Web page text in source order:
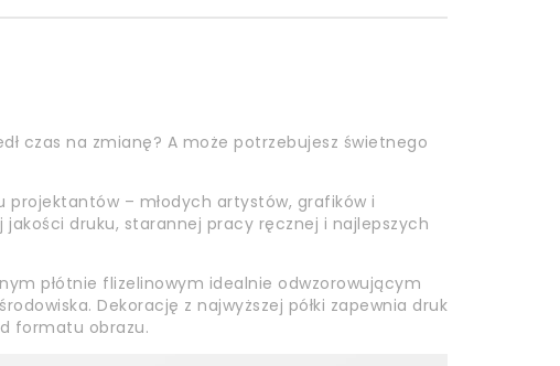
czas na zmianę? A może potrzebujesz świetnego
projektantów – młodych artystów, grafików i
jakości druku, starannej pracy ręcznej i najlepszych
płótnie flizelinowym idealnie odwzorowującym
Dekorację z najwyższej półki zapewnia druk
formatu obrazu.